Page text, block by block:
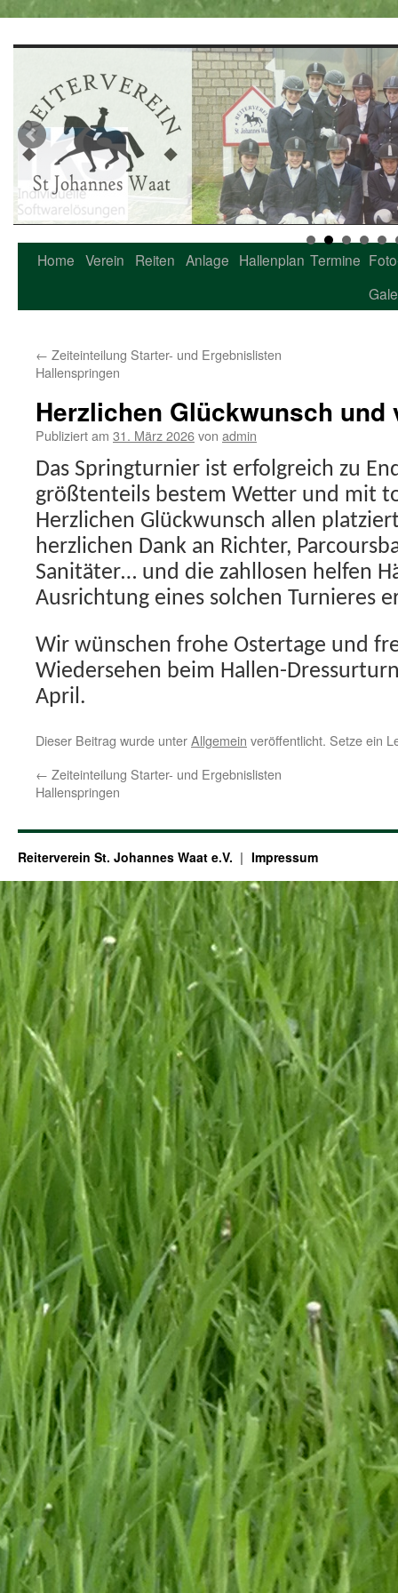
Zum
Home Verein Reiten Anlage Hallenplan Termine
← Zeiteinteilung Starter- und Ergebnislisten
Hallenspringen
Herzlichen Glückwunsch und
Publiziert am 31. März 2026von admin
Das Springturnier ist erfolgreich zu
größtenteils bestem Wetter und mit
Herzlichen Glückwunsch allen
herzlichen Dank an Richter,
Sanitäter… und die zahllosen helfen
Ausrichtung eines solchen Turnieres
Wir wünschen frohe Ostertage und
Wiedersehen beim Hallen-
April.
Dieser Beitrag wurde unterAllgemein veröffentlicht. Setze ein
← Zeiteinteilung Starter- und Ergebnislisten
Hallenspringen
Reiterverein St. Johannes Waat e.V. Impressum